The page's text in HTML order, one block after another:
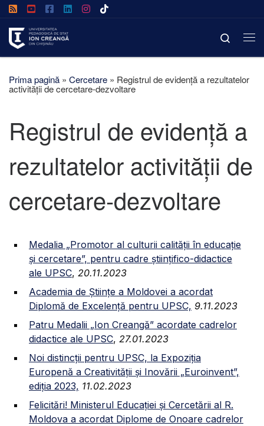
Afișează întregul conținut
Search
Prima pagină » Cercetare » Registrul de evidență a rezultatelor
activității de cercetare-dezvoltare
Registrul de evidență a
rezultatelor activității de
cercetare-dezvoltare
Medalia „Promotor al culturii calității în educație
și cercetare”, pentru cadre științifico-didactice
ale UPSC, 20.11.2023
Academia de Științe a Moldovei a acordat
Diplomă de Excelență pentru UPSC, 9.11.2023
Patru Medalii „Ion Creangă” acordate cadrelor
didactice ale UPSC, 27.01.2023
Noi distincții pentru UPSC, la Expoziția
Europenă a Creativității și Inovării „Euroinvent”,
ediția 2023, 11.02.2023
Felicitări! Ministerul Educației și Cercetării al R.
Moldova a acordat Diplome de Onoare cadrelor